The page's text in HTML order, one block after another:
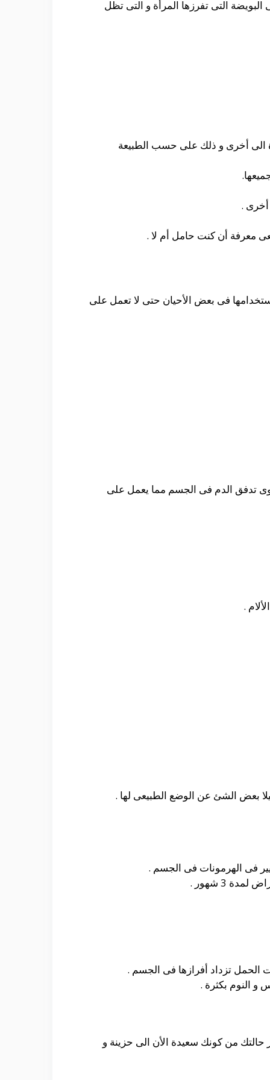
التى تفرزها المرأة و التى تظل
الى أخرى و ذلك على حسب الطبيعة
أخرى .
معرفة أن كنت حامل أم لا .
فى بعض الأحيان حتى لا تعمل على
تدفق الدم فى الجسم مما يعمل على
.
بعض الشئ عن الوضع الطبيعى لها .
فى الهرمونات فى الجسم .
3 شهور .
الحمل تزداد أفرازها فى الجسم .
و النوم بكثرة .
حالتك من كونك سعيدة الأن الى حزينة و